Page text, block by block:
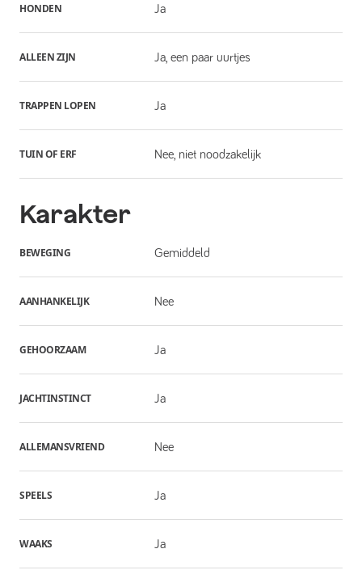
HONDEN Ja
ALLEEN ZIJN Ja, een paar uurtjes
TRAPPEN LOPEN Ja
TUIN OF ERF Nee, niet noodzakelijk
Karakter
BEWEGING Gemiddeld
AANHANKELIJK Nee
GEHOORZAAM Ja
JACHTINSTINCT Ja
ALLEMANSVRIEND Nee
SPEELS Ja
WAAKS Ja